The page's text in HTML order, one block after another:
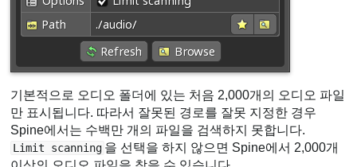
기본적으로 오디오 폴더에 있는 처음 2,000개의 오디오 파일
만 표시됩니다. 따라서 잘못된 경로를 잘못 지정한 경우
Spine에서는 수백만 개의 파일을 검색하지 못합니다.
Limit scanning 을 선택을 하지 않으면 Spine에서 2,000개